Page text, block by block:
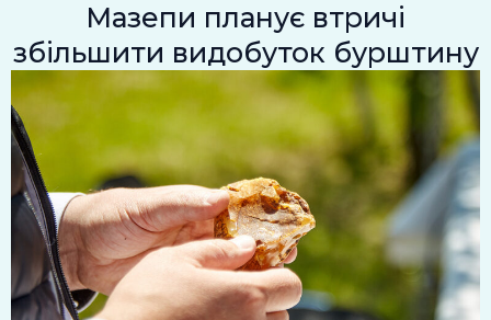
Мазепи планує втричі
збільшити видобуток бурштину